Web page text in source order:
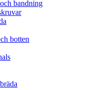
bandning
botten